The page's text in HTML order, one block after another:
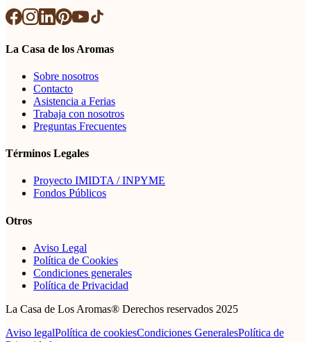
La Casa de los Aromas
Sobre nosotros
Contacto
Asistencia a Ferias
Trabaja con nosotros
Preguntas Frecuentes
Términos Legales
Proyecto IMIDTA / INPYME
Fondos Públicos
Otros
Aviso Legal
Política de Cookies
Condiciones generales
Política de Privacidad
La Casa de Los Aromas® Derechos reservados 2025
Aviso legalPolítica de cookiesCondiciones GeneralesPolítica de